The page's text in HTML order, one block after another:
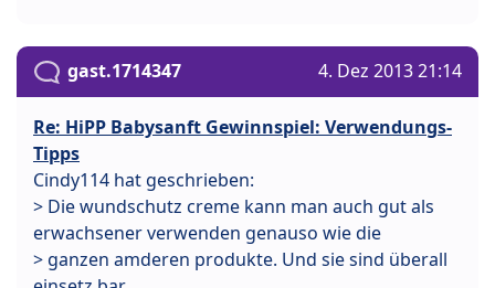
gast.1714347 4. Dez 2013 21:14
Re: HiPP Babysanft Gewinnspiel: Verwendungs-
Tipps
Cindy114 hat geschrieben:
> Die wundschutz creme kann man auch gut als
erwachsener verwenden genauso wie die
> ganzen amderen produkte. Und sie sind überall